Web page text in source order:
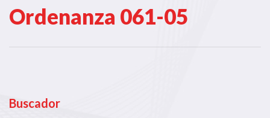
Ordenanza 061-05
Buscador